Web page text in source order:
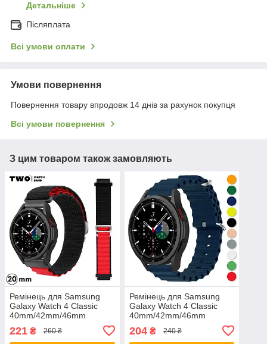
Детальніше
Післяплата
Всі умови оплати
Умови повернення
Повернення товару впродовж 14 днів за рахунок покупця
Всі умови повернення
З цим товаром також замовляють
Ремінець для Samsung
Galaxy Watch 4 Classic
40mm/42mm/46mm
червоним
221 ₴ 260 ₴
Ремінець для Samsung
Galaxy Watch 4 Classic
40mm/42mm/46mm
силіконовий 20 mm Темно
синій
204₴ 240 ₴